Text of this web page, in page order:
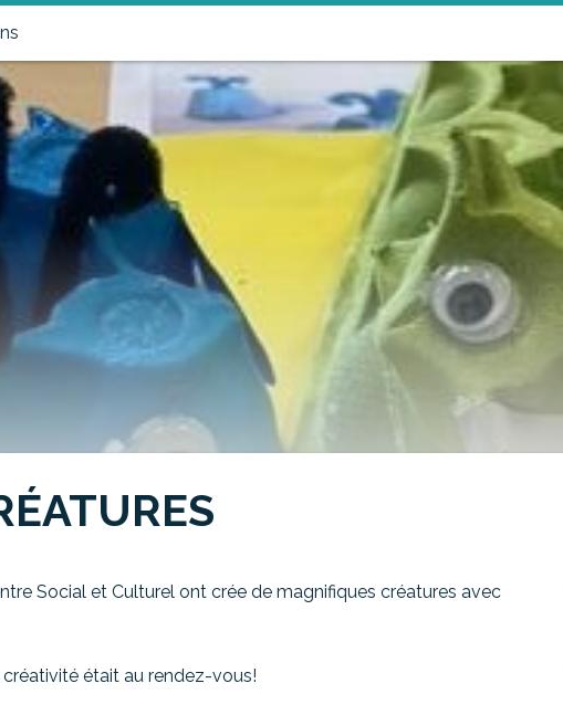
Social et Culturel ont crée de magnifiques créatures avec
était au rendez-vous!